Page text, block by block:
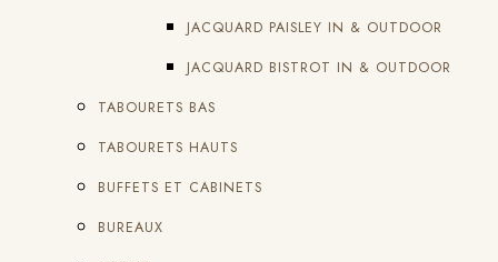
JACQUARD PAISLEY IN & OUTDOOR
JACQUARD BISTROT IN & OUTDOOR
TABOURETS BAS
TABOURETS HAUTS
BUFFETS ET CABINETS
BUREAUX